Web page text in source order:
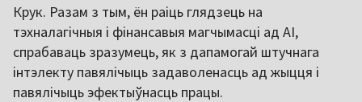
Крук. Разам з тым, ён раіць глядзець на
тэхналагічныя і фінансавыя магчымасці ад AI,
спрабаваць зразумець, як з дапамогай штучнага
інтэлекту павялічыць задаволенасць ад жыцця і
павялічыць эфектыўнасць працы.